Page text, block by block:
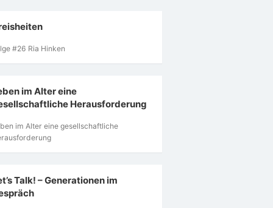
#26 Ria Hinken
im Alter eine
Herausforderung
im Alter eine gesellschaftliche
Talk! – Generationen im